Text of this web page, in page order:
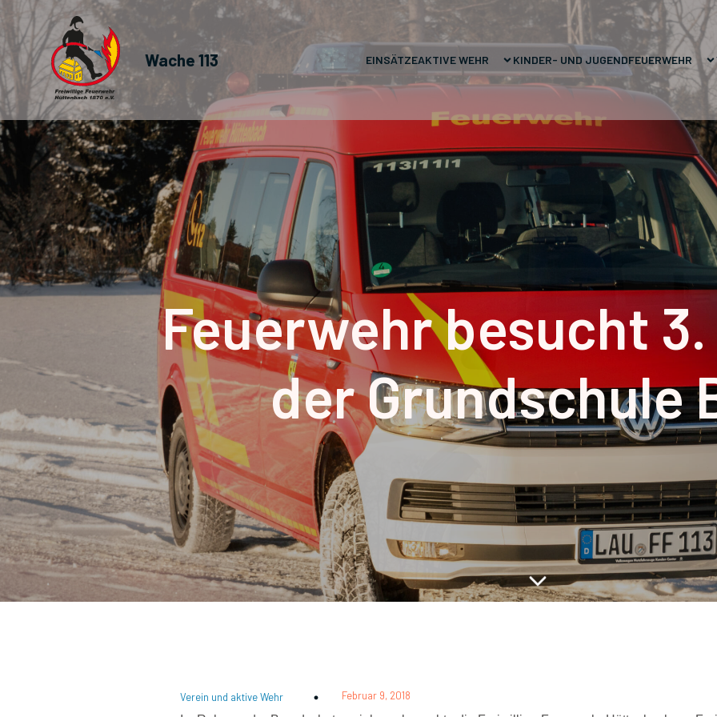
Wache 113 EINSÄTZEAKTIVE WEHR KINDER- UND JUGENDFEUERWEHR
Feuerwehr besucht
der Grundschule
Verein und aktive Wehr Februar 9, 2018